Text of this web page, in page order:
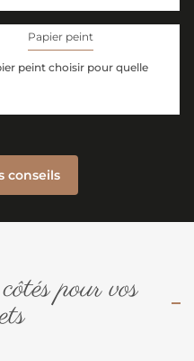
Papier peint
peint choisir pour quelle
conseils
pour vos